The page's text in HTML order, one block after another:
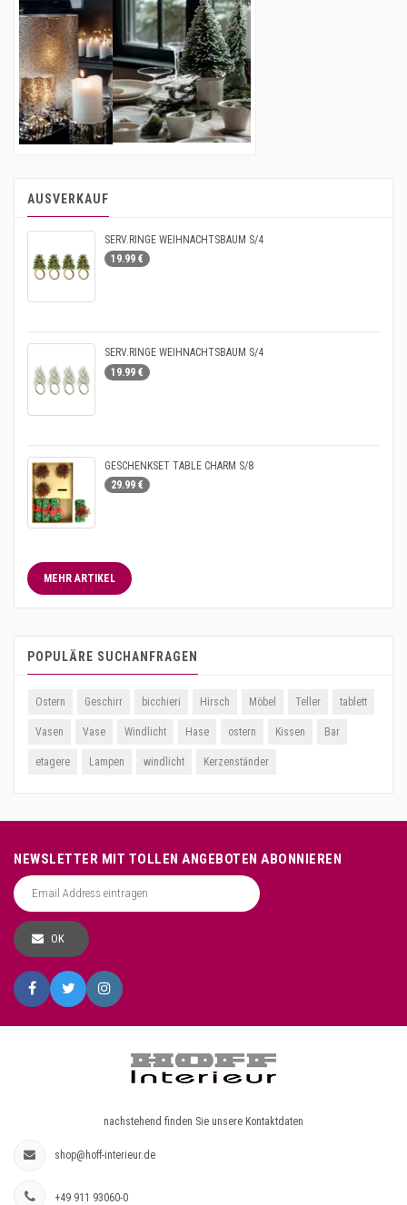
AUSVERKAUF
SERV.RINGE WEIHNACHTSBAUM S/4
19.99 €
SERV.RINGE WEIHNACHTSBAUM S/4
19.99 €
GESCHENKSET TABLE CHARM S/8
29.99 €
MEHR ARTIKEL
POPULÄRE SUCHANFRAGEN
Ostern Geschirr bicchieri Hirsch Möbel Teller tablett
Vasen Vase Windlicht Hase ostern Kissen Bar
etagere Lampen windlicht Kerzenständer
NEWSLETTER MIT TOLLEN ANGEBOTEN ABONNIEREN
OK
nachstehend finden Sie unsere Kontaktdaten
shop@hoff-interieur.de
+49 911 93060-0